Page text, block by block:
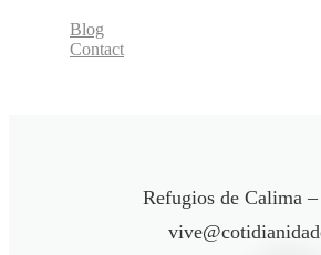
Blog
Contact
Refugios de Calima